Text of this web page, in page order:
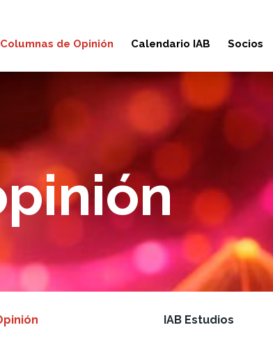
Columnas de Opinión Calendario IAB Socios
IAB Estudios